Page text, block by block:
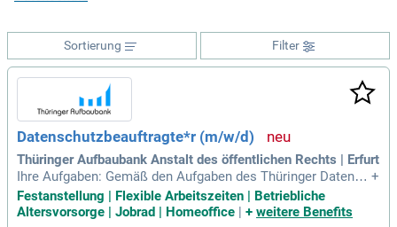
Filter
Sortierung
Datenschutzbeauftragte*r (m/w/d)
Thüringer Aufbaubank Anstalt des öffentlichen Rechts | Erfurt
Ihre Aufgaben: Gemäß den Aufgaben des Thüringer Datensc
hutzgesetzes bzw. der EU-Datenschutz-Grundverordnung, hie
r vor allem: Unterrichtung und Beratung des Vorstandes und
+
Festanstellung | Flexible Arbeitszeiten | Betriebliche
Altersvorsorge | Jobrad | Homeoffice
+ weitere Benefits